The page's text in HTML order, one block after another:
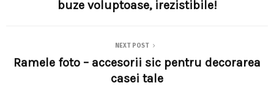
buze voluptoase, irezistibile!
NEXT POST
Ramele foto – accesorii sic pentru decorarea
casei tale